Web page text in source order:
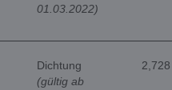
01.03.2022)
Dichtung
(gültig ab